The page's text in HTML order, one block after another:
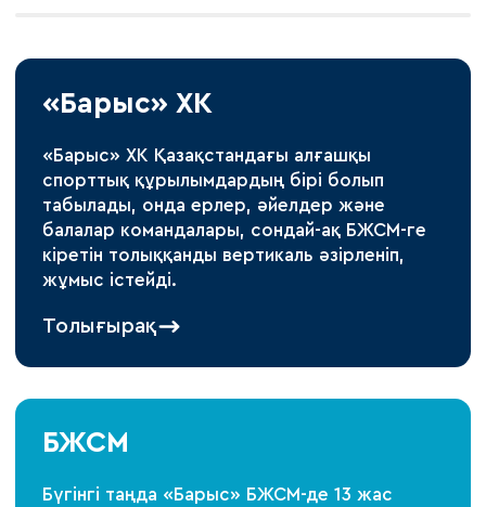
«Барыс» ХК
«Барыс» ХК Қазақстандағы алғашқы
спорттық құрылымдардың бірі болып
табылады, онда ерлер, әйелдер және
балалар командалары, сондай-ақ БЖСМ-ге
кіретін толыққанды вертикаль әзірленіп,
жұмыс істейді.
Толығырақ
БЖСМ
Бүгінгі таңда «Барыс» БЖСМ-де 13 жас